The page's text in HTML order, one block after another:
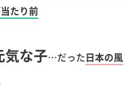
たり前
気な子…だった日本の風